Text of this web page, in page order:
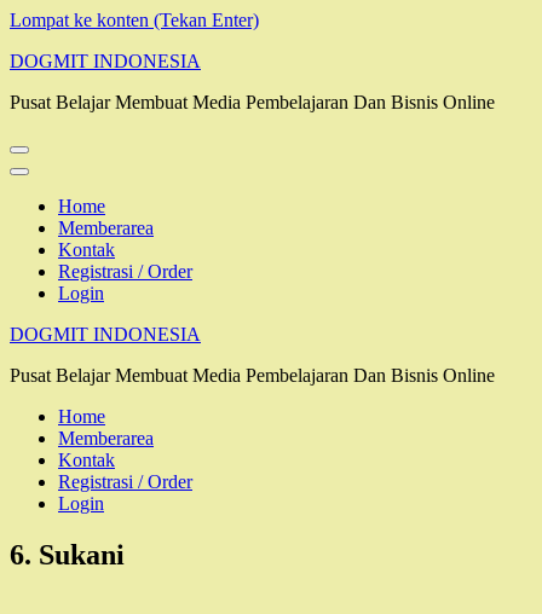
Lompat ke konten (Tekan Enter)
DOGMIT INDONESIA
Pusat Belajar Membuat Media Pembelajaran Dan Bisnis Online
Home
Memberarea
Kontak
Registrasi / Order
Login
DOGMIT INDONESIA
Pusat Belajar Membuat Media Pembelajaran Dan Bisnis Online
Home
Memberarea
Kontak
Registrasi / Order
Login
6. Sukani